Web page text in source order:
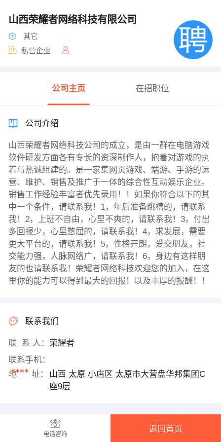
山西荣耀者网络科技有限公司
其它
私营企业
公司主页 在招职位
公司介绍
山西荣耀者网络科技公司的成立，是由一群在电脑游戏
软件研发方面各有专长的资深制作人，抱着对游戏的执
着与热诚组建的。是一家集网页游戏、端游、手游的运
营、维护、销售及推广于一体的综合性互动娱乐企业。
销售工作经验丰富者优先录用！！如果你符合以下的其
中一个条件，请联系我！1，年后准备跳槽的，请联系
我！2，上班不自由，心里不爽的，请联系我！3，付出
多回报少，心里憋屈的，请联系我！4，求发展，需要
更大平台的，请联系我！5，性格开朗，爱交朋友，社
交能力强，人脉网络广，请联系我！6，身边有这样朋
友的也请联系我！荣耀者网络科技欢迎您的加入，在这
里你的能力可以得到最大的回报！以及丰厚的报酬！！
联系我们
联 系 人： 荣耀者
联系手机：
****
地 址：
山西 太原 小店区 太原市大营盘华邦集团C
座9层
电话咨询
返回首页